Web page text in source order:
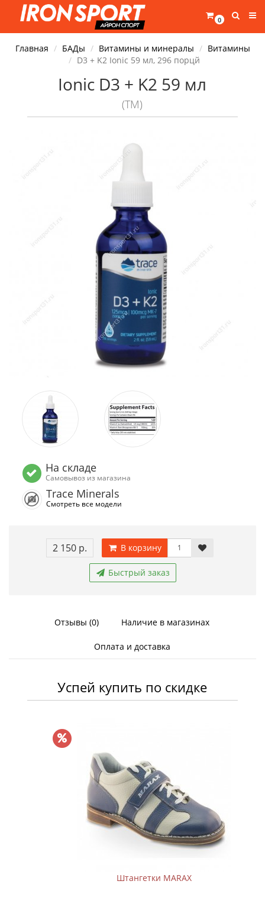
0
Главная БАДы Витамины и минералы
Витамины
D3 + K2 Ionic 59 мл, 296 порцй
Ionic D3 + K2 59 мл
(TM)
На складе
Самовывоз из магазина
Trace Minerals
Смотреть все модели
2 150 р. В корзину
Быстрый заказ
Отзывы (0) Наличие в магазинах
Оплата и доставка
Успей купить по скидке
Штангетки MARAX